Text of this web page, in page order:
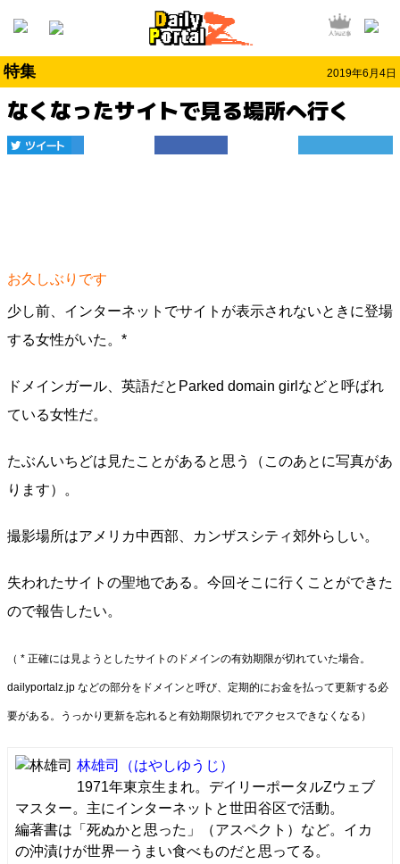
特集 2019年6月4日
なくなったサイトで見る場所へ行く
お久しぶりです
少し前、インターネットでサイトが表示されないときに登場
する女性がいた。*
ドメインガール、英語だとParked domain girlなどと呼ばれ
ている女性だ。
たぶんいちどは見たことがあると思う（このあとに写真があ
ります）。
撮影場所はアメリカ中西部、カンザスシティ郊外らしい。
失われたサイトの聖地である。今回そこに行くことができた
ので報告したい。
（ * 正確には見ようとしたサイトのドメインの有効期限が切れていた場合。
dailyportalz.jp などの部分をドメインと呼び、定期的にお金を払って更新する必
要がある。うっかり更新を忘れると有効期限切れでアクセスできなくなる）
林雄司
（はやしゆうじ）
1971年東京生まれ。デイリーポータルZウェブ
マスター。主にインターネットと世田谷区で活動。
編著書は「死ぬかと思った」（アスペクト）など。イカ
の沖漬けが世界一うまい食べものだと思ってる。